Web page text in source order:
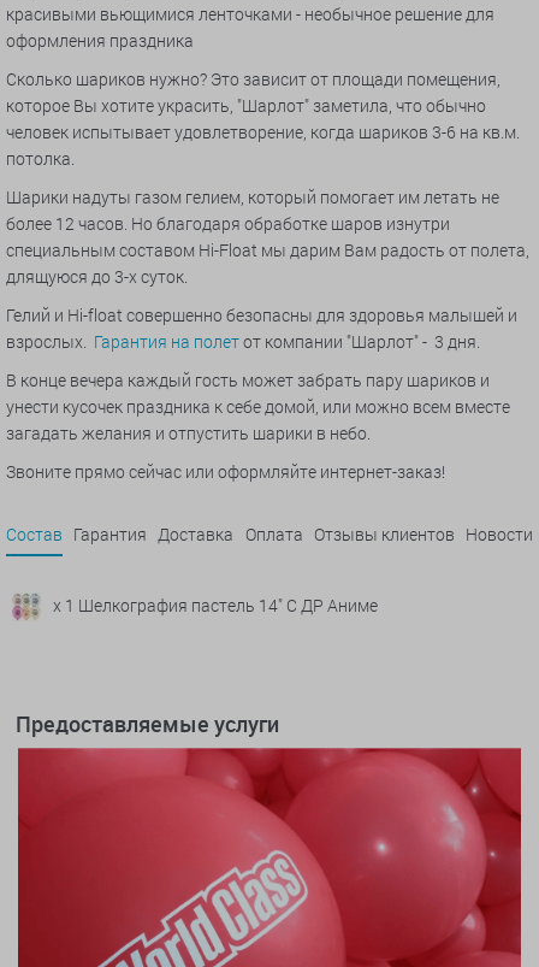
красивыми вьющимися ленточками - необычное решение для
оформления праздника
Сколько шариков нужно? Это зависит от площади помещения,
которое Вы хотите украсить, "Шарлот" заметила, что обычно
человек испытывает удовлетворение, когда шариков 3-6 на кв.м.
потолка.
Шарики надуты газом гелием, который помогает им летать не
более 12 часов. Но благодаря обработке шаров изнутри
специальным составом Hi-Float мы дарим Вам радость от полета,
длящуюся до 3-х суток.
Гелий и Hi-float совершенно безопасны для здоровья малышей и
взрослых. Гарантия на полетот компании "Шарлот" - 3 дня.
В конце вечера каждый гость может забрать пару шариков и
унести кусочек праздника к себе домой, или можно всем вместе
загадать желания и отпустить шарики в небо.
Звоните прямо сейчас или оформляйте интернет-заказ!
Состав Гарантия Доставка Оплата Отзывы клиентов Новости
x 1 Шелкография пастель 14" С ДР Аниме
Предоставляемые услуги